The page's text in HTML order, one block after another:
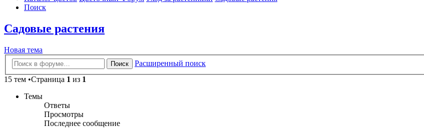
Поиск
Садовые растения
Новая тема
Поиск
Расширенный поиск
15 тем •Страница 1 из 1
Темы
Ответы
Просмотры
Последнее сообщение